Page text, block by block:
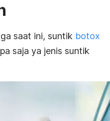
saat ini, suntik botox
saja ya jenis suntik